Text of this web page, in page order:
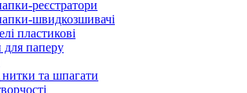
реєстратори
швидкозшивачі
пластикові
для паперу
та шпагати